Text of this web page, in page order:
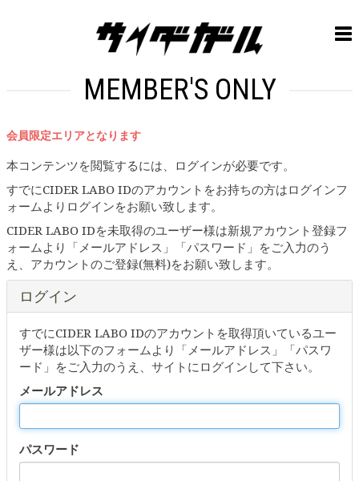
MEMBER'S ONLY
会員限定エリアとなります
本コンテンツを閲覧するには、ログインが必要です。
すでにCIDER LABO IDのアカウントをお持ちの方はログインフ
ォームよりログインをお願い致します。
CIDER LABO IDを未取得のユーザー様は新規アカウント登録フ
ォームより「メールアドレス」「パスワード」をご入力のう
え、アカウントのご登録(無料)をお願い致します。
ログイン
すでにCIDER LABO IDのアカウントを取得頂いているユー
ザー様は以下のフォームより「メールアドレス」「パスワ
ード」をご入力のうえ、サイトにログインして下さい。
メールアドレス
パスワード